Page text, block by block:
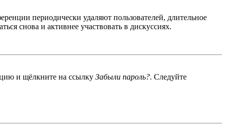
периодически удаляют пользователей, длительное
снова и активнее участвовать в дискуссиях.
и щёлкните на ссылку Забыли пароль?. Следуйте